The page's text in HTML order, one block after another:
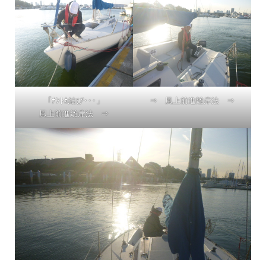
「ﾅﾝﾄｶ結び･･･」
風上前進離岸法 ⇒
⇒ 風上前進離岸法 ⇒